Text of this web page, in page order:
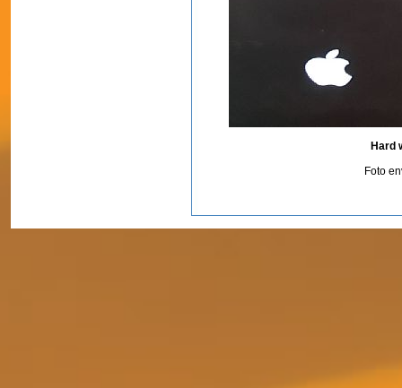
Hard
Foto